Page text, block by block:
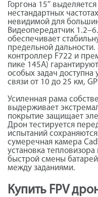
Горгона 15″
нестандартных
невидимой для
Видеопередатчик
обеспечивает
предельной
контроллер F722 и
пике 145А)
особых задач доступна
связи от 10 до 25 км,
Усиленная рама
выдерживает
покрытие защищает
Дрон тестируется
испытаний
сумеречная камера
установка
быстрой смены
между заданиями.
Купить FPV